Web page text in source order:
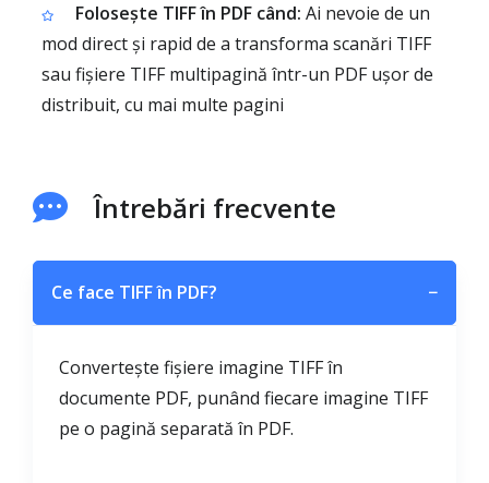
Folosește TIFF în PDF când: Ai nevoie de un
mod direct și rapid de a transforma scanări TIFF
sau fișiere TIFF multipagină într-un PDF ușor de
distribuit, cu mai multe pagini
Întrebări frecvente
Ce face TIFF în PDF? −
Convertește fișiere imagine TIFF în
documente PDF, punând fiecare imagine TIFF
pe o pagină separată în PDF.